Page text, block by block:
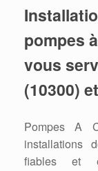
pompes
vous
(10300)
Pompes A
installations
fiables et